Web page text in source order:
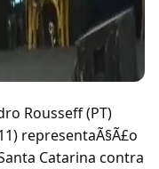
Rousseff (PT)
representaÃ§Ã£o
Catarina contra